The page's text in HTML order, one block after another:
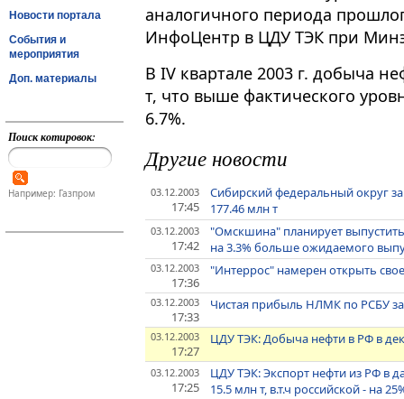
Новости портала
События и
мероприятия
Доп. материалы
Поиск котировок:
Например: Газпром
аналогичного периода
ИнфоЦентр в ЦДУ ТЭК при
В IV квартале 2003 г. добыча
т, что выше фактического
6.7%.
Другие новости
03.12.2003
17:45
Сибирский федеральный округ
177.46 млн т
03.12.2003
17:42
"Омскшина" планирует
на 3.3% больше ожидаемого
03.12.2003
17:36
"Интеррос" намерен открыть
03.12.2003
17:33
Чистая прибыль НЛМК по РСБУ за
03.12.2003
17:27
ЦДУ ТЭК: Добыча нефти в РФ в
03.12.2003
17:25
ЦДУ ТЭК: Экспорт нефти из РФ в
15.5 млн т, в.т.ч российской - на